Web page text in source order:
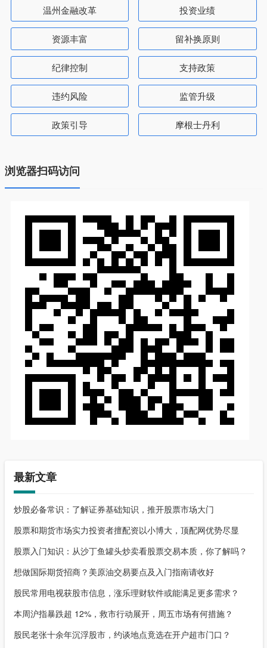
温州金融改革 投资业绩
资源丰富 留补换原则
纪律控制 支持政策
违约风险 监管升级
政策引导 摩根士丹利
浏览器扫码访问
最新文章
炒股必备常识：了解证券基础知识，推开股票市场大门
股票和期货市场实力投资者擅配资以小博大，顶配网优势尽显
股票入门知识：从沙丁鱼罐头炒卖看股票交易本质，你了解吗？
想做国际期货招商？美原油交易要点及入门指南请收好
股民常用电视获股市信息，涨乐理财软件或能满足更多需求？
本周沪指暴跌超 12%，救市行动展开，周五市场有何措施？
股民老张十余年沉浮股市，约谈地点竟选在开户超市门口？